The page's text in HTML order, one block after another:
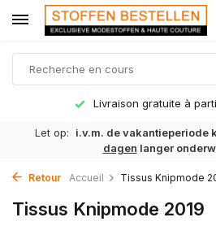
Livraison gratuite à
Let op: i.v.m. de vakantieperiode
dagen langer
Retour Accueil Tissus Knipmode
Tissus Knipmode 2019